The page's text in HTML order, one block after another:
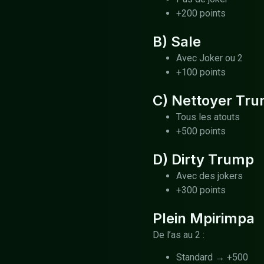
+200 points
B) Sale
Avec Joker ou 2
+100 points
C) Nettoyer
Tous les atouts
+500 points
D) Dirty Trump
Avec des jokers
+300 points
Plein Mpirimpa
De l’as au 2 :
Standard → +500